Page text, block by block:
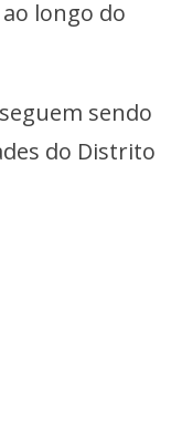
longo do
sendo
do Distrito